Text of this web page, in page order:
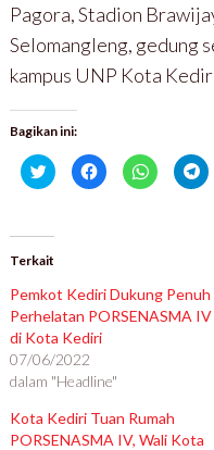
Pagora, Stadion
Selomangleng, gedung
kampus UNP Kota
Bagikan ini:
K
l
n
u
e
r
b
a
g
i
p
a
T
w
K
l
m
e
m
b
a
k
a
d
i
F
K
l
e
r
b
h
a
t
K
l
b
e
r
b
e
Terkait
Pemkot Kediri Dukung Penuh
Perhelatan PORSENASMA IV
di Kota Kediri
07/06/2022
dalam "Headline"
Kota Kediri Tuan Rumah
PORSENASMA IV, Wali Kota